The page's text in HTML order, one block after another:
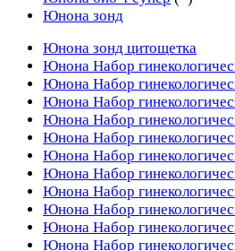
Юнона зонд
Юнона зонд цитощетка
Юнона Набор
Юнона Набор
Юнона Набор
Юнона Набор
Юнона Набор
Юнона Набор
Юнона Набор
Юнона Набор
Юнона Набор
Юнона Набор
Юнона Набор